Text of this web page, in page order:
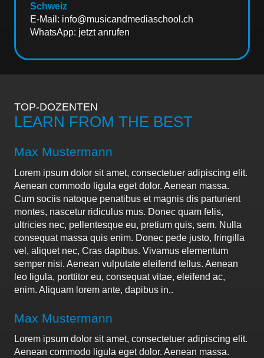
Schweiz
E-Mail: info@musicandmediaschool.ch
WhatsApp: jetzt anrufen
TOP-DOZENTEN
LEARN FROM THE BEST
Max Mustermann
Lorem ipsum dolor sit amet, consectetuer adipiscing elit.
Aenean commodo ligula eget dolor. Aenean massa.
Cum sociis natoque penatibus et magnis dis parturient
montes, nascetur ridiculus mus. Donec quam felis,
ultricies nec, pellentesque eu, pretium quis, sem. Nulla
consequat massa quis enim. Donec pede justo, fringilla
vel, aliquet nec, Cras dapibus. Vivamus elementum
semper nisi. Aenean vulputate eleifend tellus. Aenean
leo ligula, porttitor eu, consequat vitae, eleifend ac,
enim. Aliquam lorem ante, dapibus in,.
Max Mustermann
Lorem ipsum dolor sit amet, consectetuer adipiscing elit.
Aenean commodo ligula eget dolor. Aenean massa.